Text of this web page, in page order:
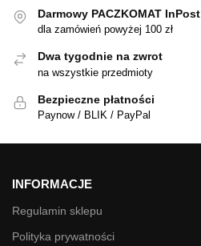
Darmowy PACZKOMAT InPost
dla zamówień powyżej 100 zł
Dwa tygodnie na zwrot
na wszystkie przedmioty
Bezpieczne płatności
Paynow / BLIK / PayPal
INFORMACJE
Regulamin sklepu
Polityka prywatności